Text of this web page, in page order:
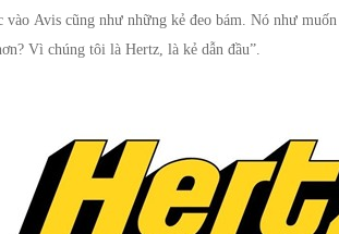
vào Avis cũng như những kẻ đeo bám. Nó như
Vì chúng tôi là Hertz, là kẻ dẫn đầu”.